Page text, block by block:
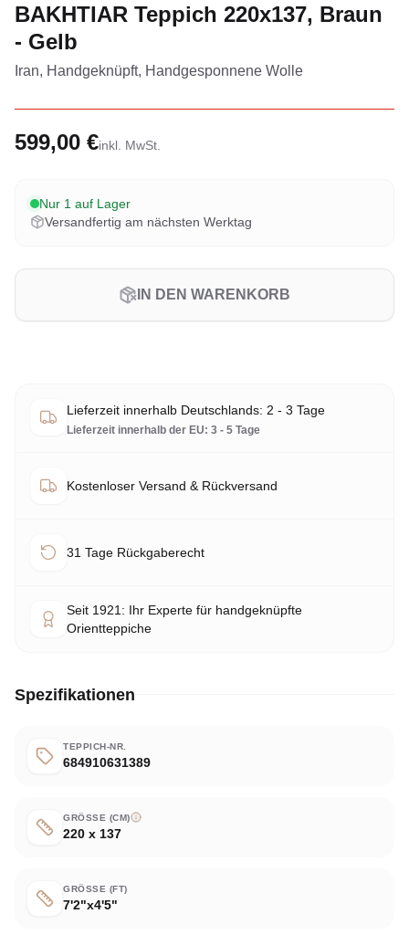
BAKHTIAR Teppich 220x137, Braun
- Gelb
Iran, Handgeknüpft, Handgesponnene Wolle
599,00 €inkl. MwSt.
Nur 1 auf Lager
Versandfertig am nächsten Werktag
IN DEN WARENKORB
Lieferzeit innerhalb Deutschlands: 2 - 3 Tage
Lieferzeit innerhalb der EU: 3 - 5 Tage
Kostenloser Versand & Rückversand
31 Tage Rückgaberecht
Seit 1921: Ihr Experte für handgeknüpfte
Orientteppiche
Spezifikationen
TEPPICH-NR.
684910631389
GRÖSSE (CM)
220 x 137
GRÖSSE (FT)
7'2"x4'5"